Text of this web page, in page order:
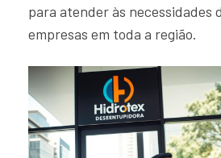
para atender às necessidades
empresas em toda a região.